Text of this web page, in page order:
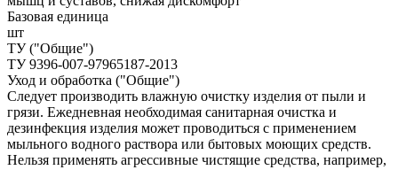
Базовая единица
шт
ТУ ("Общие")
ТУ 9396-007-97965187-2013
Уход и обработка ("Общие")
Следует производить влажную очистку изделия от пыли и
грязи. Ежедневная необходимая санитарная очистка и
дезинфекция изделия может проводиться с применением
мыльного водного раствора или бытовых моющих средств.
Нельзя применять агрессивные чистящие средства, например,